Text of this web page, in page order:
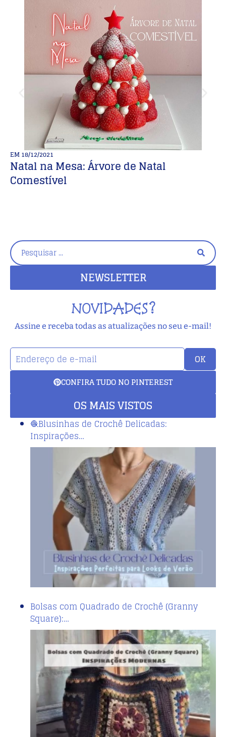
EM18/12/2021
Natal na Mesa: Árvore de Natal
Comestível
NEWSLETTER
NOVIDADES?
Assine e receba todas as atualizações no seu e-mail!
OK
CONFIRA TUDO NO PINTEREST
OS MAIS VISTOS
🧶Blusinhas de Crochê Delicadas:
Inspirações…
Bolsas com Quadrado de Crochê (Granny
Square):…